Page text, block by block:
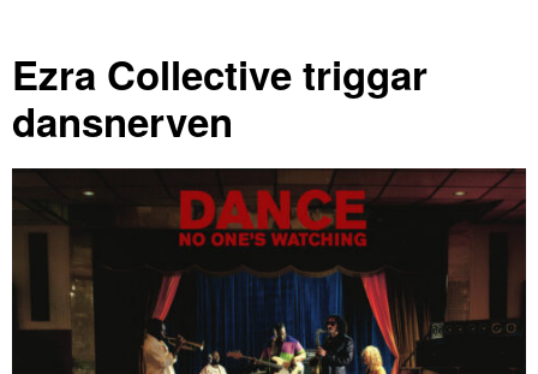
Ezra Collective triggar
dansnerven